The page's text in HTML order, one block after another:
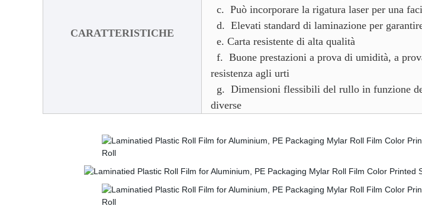
CARATTERISTICHE
c. Può incorporare la rigatura laser per una
d. Elevati standard di laminazione per
e. Carta resistente di alta qualità
f. Buone prestazioni a prova di umidità, a
resistenza agli urti
g. Dimensioni flessibili del rullo in funzione
diverse